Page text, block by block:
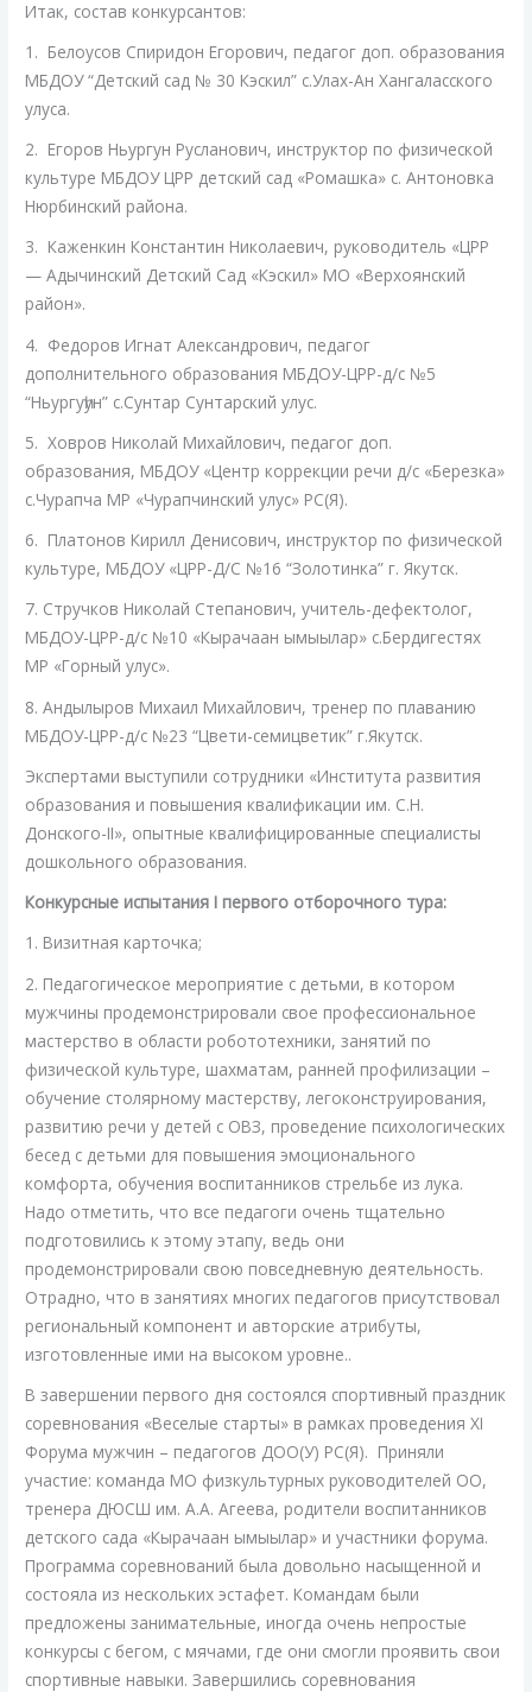
Итак, состав конкурсантов:
1. Белоусов Спиридон Егорович, педагог доп. образования
МБДОУ “Детский сад № 30 Кэскил” с.Улах-Ан Хангаласского
улуса.
2. Егоров Ньургун Русланович, инструктор по физической
культуре МБДОУ ЦРР детский сад «Ромашка» с. Антоновка
Нюрбинский района.
3. Каженкин Константин Николаевич, руководитель «ЦРР
— Адычинский Детский Сад «Кэскил» МО «Верхоянский
район».
4. Федоров Игнат Александрович, педагог
дополнительного образования МБДОУ-ЦРР-д/с №5
“Ньургуһун” с.Сунтар Сунтарский улус.
5. Ховров Николай Михайлович, педагог доп.
образования, МБДОУ «Центр коррекции речи д/с «Березка»
с.Чурапча МР «Чурапчинский улус» РС(Я).
6. Платонов Кирилл Денисович, инструктор по физической
культуре, МБДОУ «ЦРР-Д/С №16 “Золотинка” г. Якутск.
7. Стручков Николай Степанович, учитель-дефектолог,
МБДОУ-ЦРР-д/с №10 «Кырачаан ымыылар» с.Бердигестях
МР «Горный улус».
8. Андылыров Михаил Михайлович, тренер по плаванию
МБДОУ-ЦРР-д/с №23 “Цвети-семицветик” г.Якутск.
Экспертами выступили сотрудники «Института развития
образования и повышения квалификации им. С.Н.
Донского-II», опытные квалифицированные специалисты
дошкольного образования.
Конкурсные испытания I первого отборочного тура:
1. Визитная карточка;
2. Педагогическое мероприятие с детьми, в котором
мужчины продемонстрировали свое профессиональное
мастерство в области робототехники, занятий по
физической культуре, шахматам, ранней профилизации –
обучение столярному мастерству, легоконструирования,
развитию речи у детей с ОВЗ, проведение психологических
бесед с детьми для повышения эмоционального
комфорта, обучения воспитанников стрельбе из лука.
Надо отметить, что все педагоги очень тщательно
подготовились к этому этапу, ведь они
продемонстрировали свою повседневную деятельность.
Отрадно, что в занятиях многих педагогов присутствовал
региональный компонент и авторские атрибуты,
изготовленные ими на высоком уровне..
В завершении первого дня состоялся спортивный праздник
соревнования «Веселые старты» в рамках проведения ХI
Форума мужчин – педагогов ДОО(У) РС(Я). Приняли
участие: команда МО физкультурных руководителей ОО,
тренера ДЮСШ им. А.А. Агеева, родители воспитанников
детского сада «Кырачаан ымыылар» и участники форума.
Программа соревнований была довольно насыщенной и
состояла из нескольких эстафет. Командам были
предложены занимательные, иногда очень непростые
конкурсы с бегом, с мячами, где они смогли проявить свои
спортивные навыки. Завершились соревнования